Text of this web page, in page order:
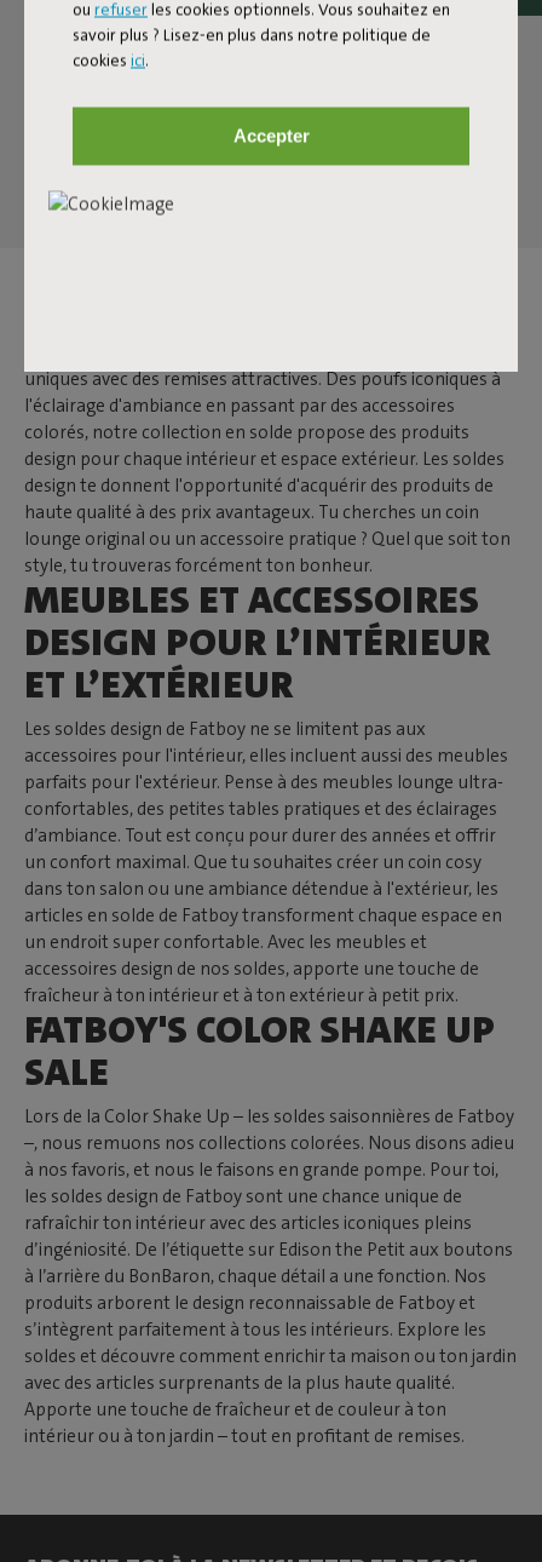
ou refuserles cookies optionnels. Vous souhaitez en
savoir plus ? Lisez-en plus dans notre politique de
cookies ici.
Accepter
Tout afficher
uniques avec des remises attractives. Des poufs iconiques à
l'éclairage d'ambiance en passant par des accessoires
colorés, notre collection en solde propose des produits
design pour chaque intérieur et espace extérieur. Les soldes
design te donnent l'opportunité d'acquérir des produits de
haute qualité à des prix avantageux. Tu cherches un coin
lounge original ou un accessoire pratique ? Quel que soit ton
style, tu trouveras forcément ton bonheur.
MEUBLES ET ACCESSOIRES
DESIGN POUR L’INTÉRIEUR
ET L’EXTÉRIEUR
Les soldes design de Fatboy ne se limitent pas aux
accessoires pour l'intérieur, elles incluent aussi des meubles
parfaits pour l'extérieur. Pense à des meubles lounge ultra-
confortables, des petites tables pratiques et des éclairages
d’ambiance. Tout est conçu pour durer des années et offrir
un confort maximal. Que tu souhaites créer un coin cosy
dans ton salon ou une ambiance détendue à l'extérieur, les
articles en solde de Fatboy transforment chaque espace en
un endroit super confortable. Avec les meubles et
accessoires design de nos soldes, apporte une touche de
fraîcheur à ton intérieur et à ton extérieur à petit prix.
FATBOY'S COLOR SHAKE UP
SALE
Lors de la Color Shake Up – les soldes saisonnières de Fatboy
–, nous remuons nos collections colorées. Nous disons adieu
à nos favoris, et nous le faisons en grande pompe. Pour toi,
les soldes design de Fatboy sont une chance unique de
rafraîchir ton intérieur avec des articles iconiques pleins
d’ingéniosité. De l’étiquette sur Edison the Petit aux boutons
à l’arrière du BonBaron, chaque détail a une fonction. Nos
produits arborent le design reconnaissable de Fatboy et
s’intègrent parfaitement à tous les intérieurs. Explore les
soldes et découvre comment enrichir ta maison ou ton jardin
avec des articles surprenants de la plus haute qualité.
Apporte une touche de fraîcheur et de couleur à ton
intérieur ou à ton jardin – tout en profitant de remises.